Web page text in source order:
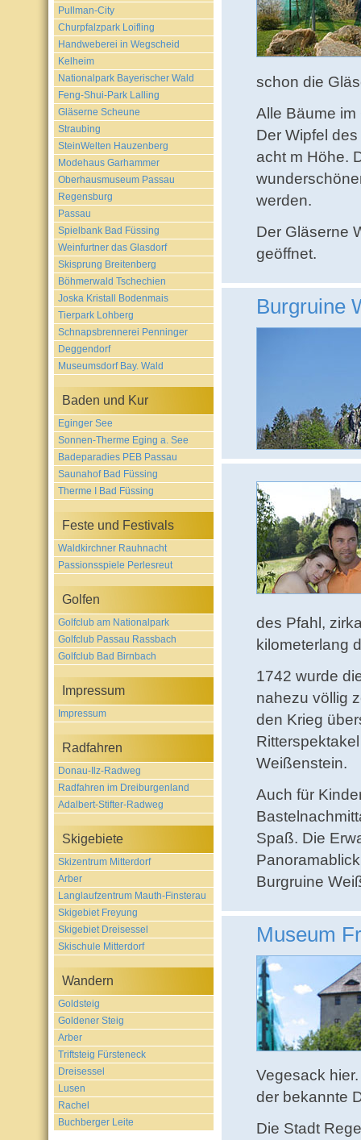
Pullman-City
Churpfalzpark Loifling
Handweberei in Wegscheid
Kelheim
Nationalpark Bayerischer Wald
Feng-Shui-Park Lalling
Gläserne Scheune
Straubing
SteinWelten Hauzenberg
Modehaus Garhammer
Oberhausmuseum Passau
Regensburg
Passau
Spielbank Bad Füssing
Weinfurtner das Glasdorf
Skisprung Breitenberg
Böhmerwald Tschechien
Joska Kristall Bodenmais
Tierpark Lohberg
Schnapsbrennerei Penninger
Deggendorf
Museumsdorf Bay. Wald
Baden und Kur
Eginger See
Sonnen-Therme Eging a. See
Badeparadies PEB Passau
Saunahof Bad Füssing
Therme I Bad Füssing
Feste und Festivals
Waldkirchner Rauhnacht
Passionsspiele Perlesreut
Golfen
Golfclub am Nationalpark
Golfclub Passau Rassbach
Golfclub Bad Birnbach
Impressum
Impressum
Radfahren
Donau-Ilz-Radweg
Radfahren im Dreiburgenland
Adalbert-Stifter-Radweg
Skigebiete
Skizentrum Mitterdorf
Arber
Langlaufzentrum Mauth-Finsterau
Skigebiet Freyung
Skigebiet Dreisessel
Skischule Mitterdorf
Wandern
Goldsteig
Goldener Steig
Arber
Triftsteig Fürsteneck
Dreisessel
Lusen
Rachel
Buchberger Leite
schon die
Alle Bäume
Der Wipfel
acht m Höhe.
werden.
Der Gläserne
geöffnet.
Burgruine
des Pfahl,
kilometerlang
1742 wurde
nahezu völlig
den Krieg
Weißenstein.
Auch für
Spaß. Die
Burgruine
Museum
Vegesack
der bekannte
Die Stadt